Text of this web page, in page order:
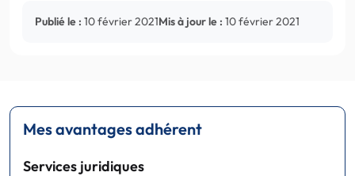
Publié le : 10 février 2021Mis à jour le : 10 février 2021
Mes avantages adhérent
Services juridiques